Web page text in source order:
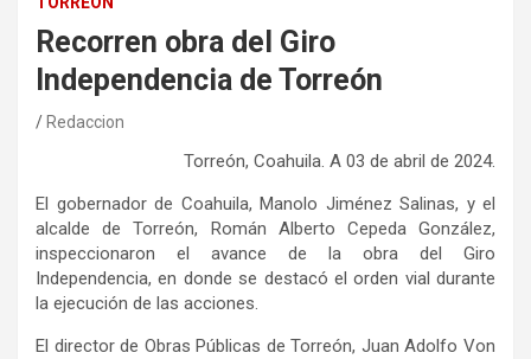
Recorren obra del Giro
Independencia de Torreón
Redaccion
Torreón, Coahuila. A 03 de abril de 2024.
El gobernador de Coahuila, Manolo Jiménez Salinas, y el
alcalde de Torreón, Román Alberto Cepeda González,
inspeccionaron el avance de la obra del Giro
Independencia, en donde se destacó el orden vial durante
la ejecución de las acciones.
El director de Obras Públicas de Torreón, Juan Adolfo Von